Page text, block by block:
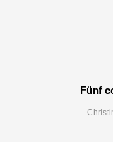
Fünf